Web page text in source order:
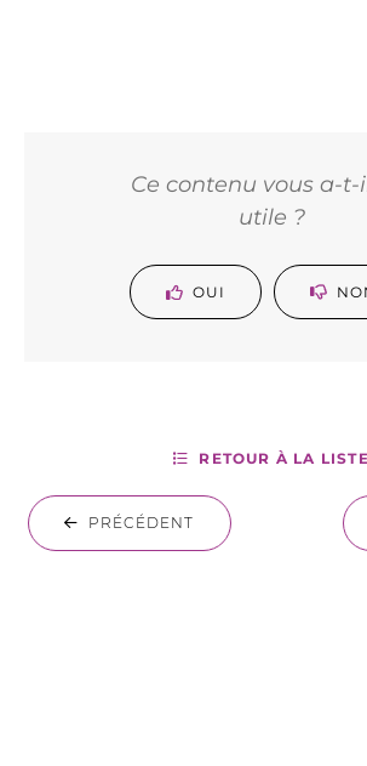
Ce contenu vous a-t-
utile ?
OUI
PRÉCÉDENT
RETOUR À LA LISTE